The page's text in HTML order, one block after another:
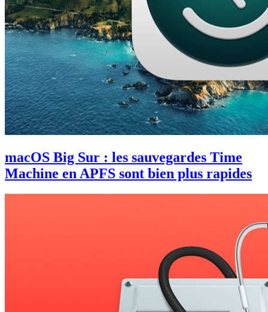
macOS Big Sur : les sauvegardes Time
Machine en APFS sont bien plus rapides